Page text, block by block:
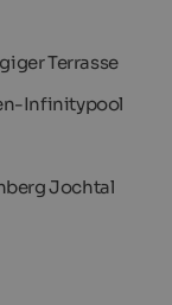
Terrasse
Infinitypool
Jochtal